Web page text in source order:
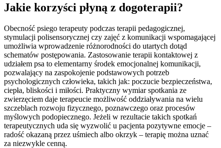
Jakie korzyści płyną z dogoterapii?
Obecność psiego terapeuty podczas terapii pedagogicznej,
stymulacji polisensorycznej czy zajęć z komunikacji wspomagającej
umożliwia wprowadzenie różnorodności do utartych dotąd
schematów postępowania. Zastosowanie terapii kontaktowej z
udziałem psa to elementarny środek emocjonalnej komunikacji,
pozwalający na zaspokojenie podstawowych potrzeb
psychologicznych człowieka, takich jak: poczucie bezpieczeństwa,
ciepła, bliskości i miłości. Praktyczny wymiar spotkania ze
zwierzęciem daje terapeucie możliwość oddziaływania na wielu
szczeblach rozwoju fizycznego, poznawczego oraz procesów
myślowych podopiecznego. Jeżeli w rezultacie takich spotkań
terapeutycznych uda się wyzwolić u pacjenta pozytywne emocje –
radość okazaną przez uśmiech albo okrzyk – terapię można uznać
za niezwykle cenną.